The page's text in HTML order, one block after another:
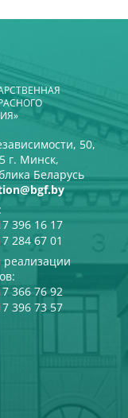
50,
г. Минск,
Беларусь
396 16 17
284 67 01
реализации
366 76 92
396 73 57